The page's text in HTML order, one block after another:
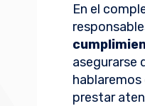
En el
asegurarse
hablaremos
prestar